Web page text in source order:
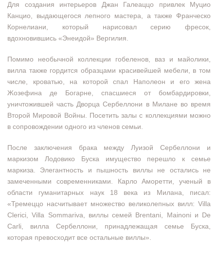
Для создания интерьеров Джан Галеаццо привлек Муцио
Канцио, выдающегося лепного мастера, а также Франческо
Корнелиани, который нарисовал серию фресок,
вдохновившись «Энеидой» Вергилия.
Помимо необычной коллекции гобеленов, ваз и майолики,
вилла также гордится образцами красивейшей мебели, в том
числе, кроватью, на которой спал Наполеон и его жена
Жозефина де Богарне, спасшиеся от бомбардировки,
уничтожившей часть Дворца Сербеллони в Милане во время
Второй Мировой Войны. Посетить залы с коллекциями можно
в сопровождении одного из членов семьи.
После заключения брака между Луизой Сербеллони и
маркизом Лодовико Буска имущество перешло к семье
маркиза. Элегантность и пышность виллы не остались не
замеченными современниками. Карло Аморетти, ученый в
области гуманитарных наук 18 века из Милана, писал:
«Тремеццо насчитывает множество великолепных вилл: Villa
Clerici, Villa Sommariva, виллы семей Brentani, Mainoni и De
Carli, вилла Сербеллони, принадлежащая семье Буска,
которая превосходит все остальные виллы».